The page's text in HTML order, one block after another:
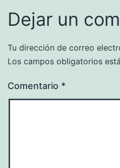
Dejar un
Tu dirección de correo
Los campos obligatorios
Comentario *